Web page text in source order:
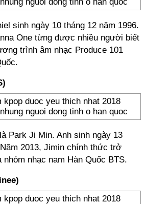
sinh ngày 10 tháng 12 năm 1996.
One từng được nhiều người biết
trình âm nhạc Produce 101
Park Ji Min. Anh sinh ngày 13
Năm 2013, Jimin chính thức trở
nhóm nhạc nam Hàn Quốc BTS.